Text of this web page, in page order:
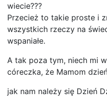
wiecie???
Przecież to takie proste i
wszystkich rzeczy na
wspaniałe.
A tak poza tym, niech mi
córeczka, że Mamom
jak nam należy się Dzień